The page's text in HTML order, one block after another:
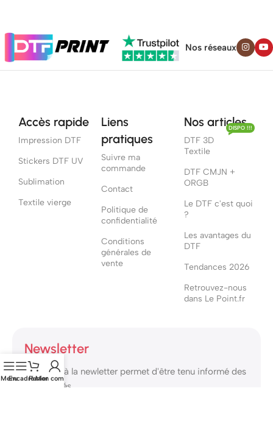
Nos réseaux
Accès rapide
Impression DTF
Stickers DTF UV
Sublimation
Textile vierge
Liens
pratiques
Suivre ma
commande
Contact
Politique de
confidentialité
Conditions
générales de
vente
Nos articles
DTF 3D
Textile
DISPO !!!
DTF CMJN +
ORGB
Le DTF c'est quoi
?
Les avantages du
DTF
Tendances 2026
Retrouvez-nous
dans Le Point.fr
Newsletter
S'inscrire à la newletter permet d'être tenu informé des
nouveautés
MenuEncadréPanier
Mon compte